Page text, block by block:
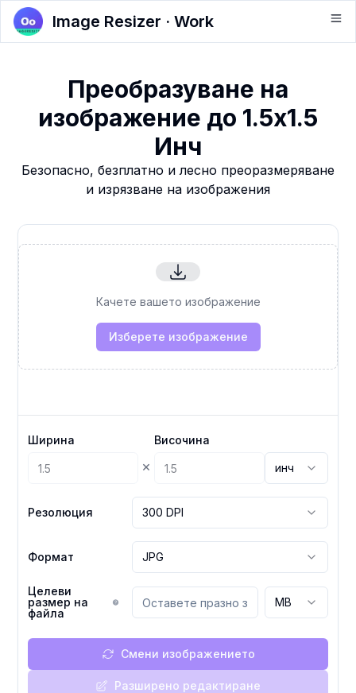
Image Resizer · Work
Преобразуване на
изображение до 1.5x1.5
Инч
Безопасно, безплатно и лесно преоразмеряване
и изрязване на изображения
Качете вашето изображение
Изберете изображение
Ширина
×
Височина
инч
Резолюция 300 DPI
Формат JPG
Целеви
размер на
файла
MB
Смени изображението
Разширено редактиране